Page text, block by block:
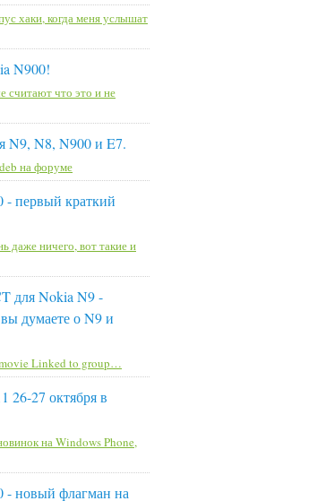
хаки, когда меня услышат
N900!
считают что это и не
N9, N8, N900 и E7.
на форуме
- первый краткий
даже ничего, вот такие и
для Nokia N9 -
думаете о N9 и
Linked to group…
26-27 октября в
на Windows Phone,
- новый флагман на